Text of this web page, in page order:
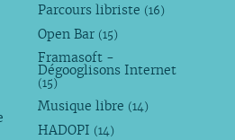
Parcours libriste (16)
Open Bar (15)
Framasoft -
Dégooglisons Internet
(15)
Musique libre (14)
HADOPI (14)